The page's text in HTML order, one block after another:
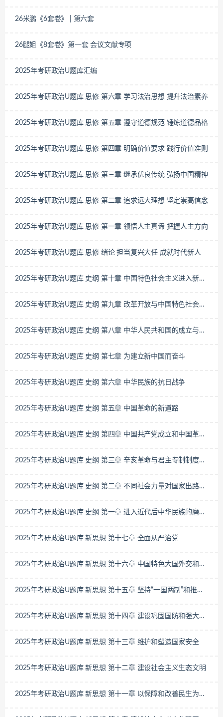
26米鹏《6套卷》 | 第六套
26腿姐《8套卷》第一套 会议文献专项
2025年考研政治U题库汇编
2025年考研政治U题库 思修 第六章 学习法治思想 提升法治素养
2025年考研政治U题库 思修 第五章 遵守道德规范 锤炼道德品格
2025年考研政治U题库 思修 第四章 明确价值要求 践行价值准则
2025年考研政治U题库 思修 第三章 继承优良传统 弘扬中国精神
2025年考研政治U题库 思修 第二章 追求远大理想 坚定崇高信念
2025年考研政治U题库 思修 第一章 领悟人主真谛 把握人主方向
2025年考研政治U题库 思修 绪论 担当复兴大任 成就时代新人
2025年考研政治U题库 史纲 第十章 中国特色社会主义进入新时
2025年考研政治U题库 史纲 第九章 改革开放与中国特色社会主
2025年考研政治U题库 史纲 第八章 中华人民共和国的成立与中
2025年考研政治U题库 史纲 第七章 为建立新中国而奋斗
2025年考研政治U题库 史纲 第六章 中华民族的抗日战争
2025年考研政治U题库 史纲 第五章 中国革命的新道路
2025年考研政治U题库 史纲 第四章 中国共产党成立和中国革命
2025年考研政治U题库 史纲 第三章 辛亥革命与君主专制制度的
2025年考研政治U题库 史纲 第二章 不同社会力量对国家出路的
2025年考研政治U题库 史纲 第一章 进入近代后中华民族的磨难
2025年考研政治U题库 新思想 第十七章 全面从严治党
2025年考研政治U题库 新思想 第十六章 中国特色大国外交和推
2025年考研政治U题库 新思想 第十五章 坚持“一国两制”和推进
2025年考研政治U题库 新思想 第十四章 建设巩固国防和强大人
2025年考研政治U题库 新思想 第十三章 维护和塑造国家安全
2025年考研政治U题库 新思想 第十二章 建设社会主义生态文明
2025年考研政治U题库 新思想 第十一章 以保障和改善民生为重